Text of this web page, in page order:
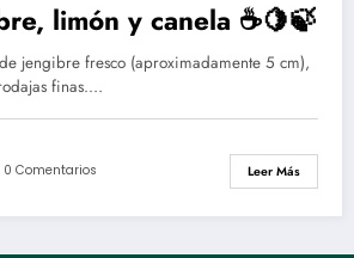
limón y canela ☕🍋🍃
jengibre fresco (aproximadamente 5 cm),
finas.…
0 Comentarios Leer Más